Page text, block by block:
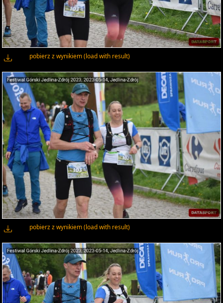
pobierz z wynikiem (load with result)
pobierz z wynikiem (load with result)